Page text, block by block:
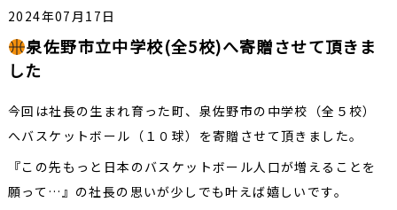
2024年07月17日
泉佐野市立中学校(全5校)へ寄贈させて頂きま
した
今回は社長の生まれ育った町、泉佐野市の中学校（全５校）
へバスケットボール（１０球）を寄贈させて頂きました。
『この先もっと日本のバスケットボール人口が増えることを
願って…』の社長の思いが少しでも叶えば嬉しいです。